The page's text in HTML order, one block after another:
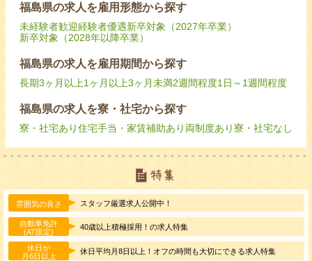
福島県の求人を雇用形態から探す
未経験者歓迎経験者優遇新卒対象（2027年卒業）
新卒対象（2028年以降卒業）
福島県の求人を雇用期間から探す
長期3ヶ月以上1ヶ月以上3ヶ月未満2週間程度1日～1週間程度
福島県の求人を寮・社宅から探す
寮・社宅あり住宅手当・家賃補助あり 両制度あり寮・社宅なし
雰囲気の良さ スタッフ厳選求人公開中！
自動車免許
(AT限定)
40歳以上積極採用！の求人特集
休日が
月6日以上
休日平均月8日以上！オフの時間も大切にできる求人特集